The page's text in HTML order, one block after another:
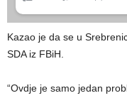
Kazao je da se u
SDA iz FBiH.
“Ovdje je samo jedan